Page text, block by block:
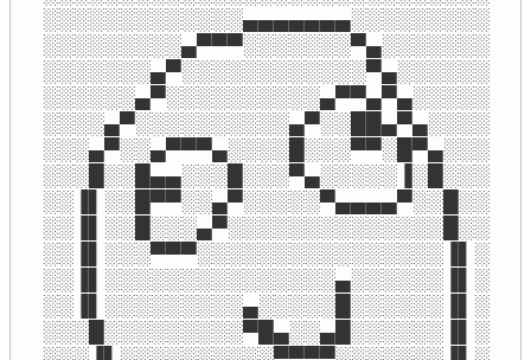
░░░░░░░░░░░░░▄▄▄▄▄▄▄░░░░░░░░░
░░░░░░░░░▄▀▀▀░░░░░░░▀▄░░░░░░░
░░░░░░░▄▀░░░░░░░░░░░░▀▄░░░░░░
░░░░░░▄▀░░░░░░░░░░▄▀▀▄▀▄░░░░░
░░░░▄▀░░░░░░░░░░▄▀░░██▄▀▄░░░░
░░░▄▀░░▄▀▀▀▄░░░░█░░░▀▀░█▀▄░░░
░░░█░░█▄▄░░░█░░░▀▄░░░░░▐░█░░░
░░▐▌░░█▀▀░░▄▀░░░░░▀▄▄▄▄▀░░█░░
░░▐▌░░█░░░▄▀░░░░░░░░░░░░░░█░░
░░▐▌░░░▀▀▀░░░░░░░░░░░░░░░░▐▌░
░░▐▌░░░░░░░░░░░░░░░▄░░░░░░▐▌░
░░▐▌░░░░░░░░░▄░░░░░█░░░░░░▐▌░
░░░█░░░░░░░░░▀█▄░░▄█░░░░░░▐▌░